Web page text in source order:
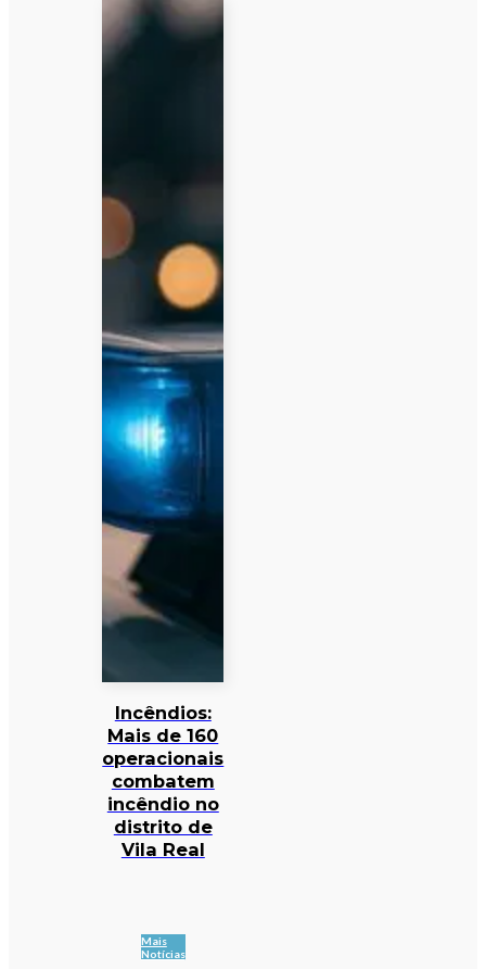
Incêndios:
Mais de 160
operacionais
combatem
incêndio no
distrito de
Vila Real
Mais
Notícias